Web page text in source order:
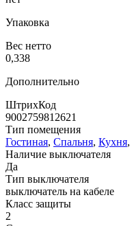
Упаковка
Вес нетто
0,338
Дополнительно
ШтрихКод
9002759812621
Тип помещения
Гостиная, Спальня, Кухня,
Наличие выключателя
Да
Тип выключателя
выключатель на кабеле
Класс защиты
2